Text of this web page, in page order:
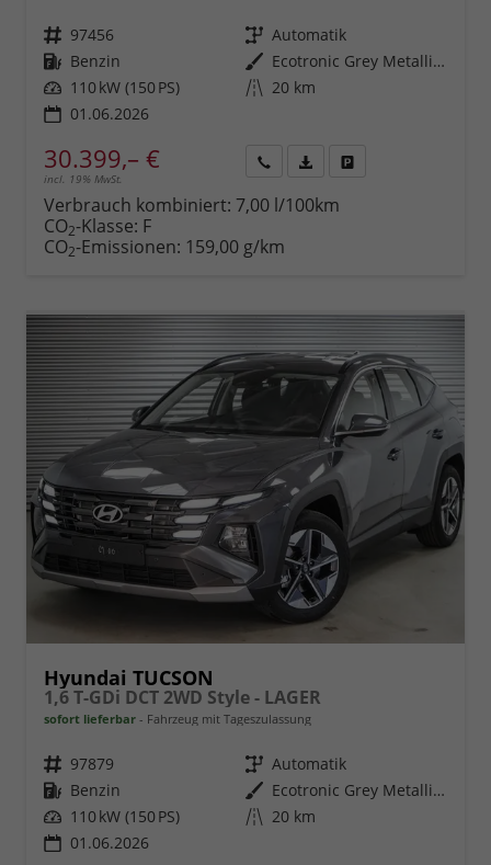
Fahrzeugnr. 97456 Getriebe Automatik
Kraftstoff Benzin Außenfarbe
Ecotronic Grey Metallic ()
Leistung 110 kW (150 PS) Kilometerstand 20 km
01.06.2026
30.399,– €
incl. 19% MwSt.
anfordern
Datei,
Verbrauch kombiniert: 7,00 l/100km
CO2-Klasse: F
CO2-Emissionen: 159,00 g/km
Hyundai TUCSON
1,6 T-GDi DCT 2WD Style - LAGER
sofort lieferbar Fahrzeug mit Tageszulassung
Fahrzeugnr. 97879 Getriebe Automatik
Kraftstoff Benzin Außenfarbe
Ecotronic Grey Metallic ()
Leistung 110 kW (150 PS) Kilometerstand 20 km
01.06.2026